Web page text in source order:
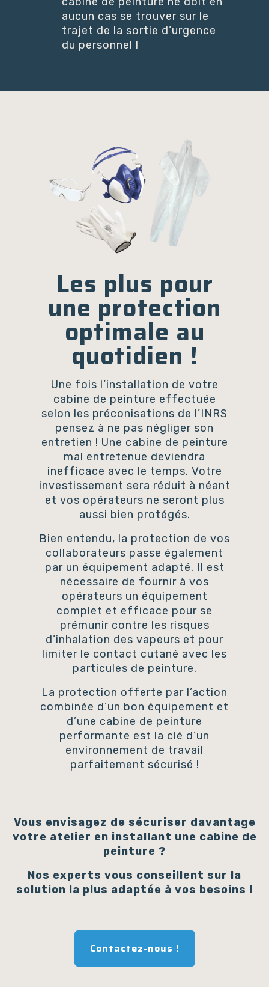
aucun cas se trouver sur le
trajet de la sortie d’urgence
du personnel !
Les plus pour
une protection
optimale au
quotidien !
Une fois l’installation de votre
cabine de peinture effectuée
selon les préconisations de l’INRS
pensez à ne pas négliger son
entretien ! Une cabine de peinture
mal entretenue deviendra
inefficace avec le temps. Votre
investissement sera réduit à néant
et vos opérateurs ne seront plus
aussi bien protégés.
Bien entendu, la protection de vos
collaborateurs passe également
par un équipement adapté. Il est
nécessaire de fournir à vos
opérateurs un équipement
complet et efficace pour se
prémunir contre les risques
d’inhalation des vapeurs et pour
limiter le contact cutané avec les
particules de peinture.
La protection offerte par l’action
combinée d’un bon équipement et
d’une cabine de peinture
performante est la clé d’un
environnement de travail
parfaitement sécurisé !
Vous envisagez de sécuriser davantage
votre atelier en installant une cabine de
peinture ?
Nos experts vous conseillent sur la
solution la plus adaptée à vos besoins !
Contactez-nous !